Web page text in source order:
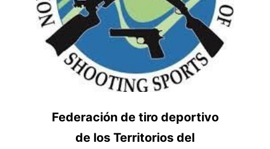
Federación de tiro deportivo
de los Territorios del